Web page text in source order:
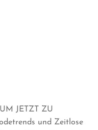
JETZT ZU
und Zeitlose